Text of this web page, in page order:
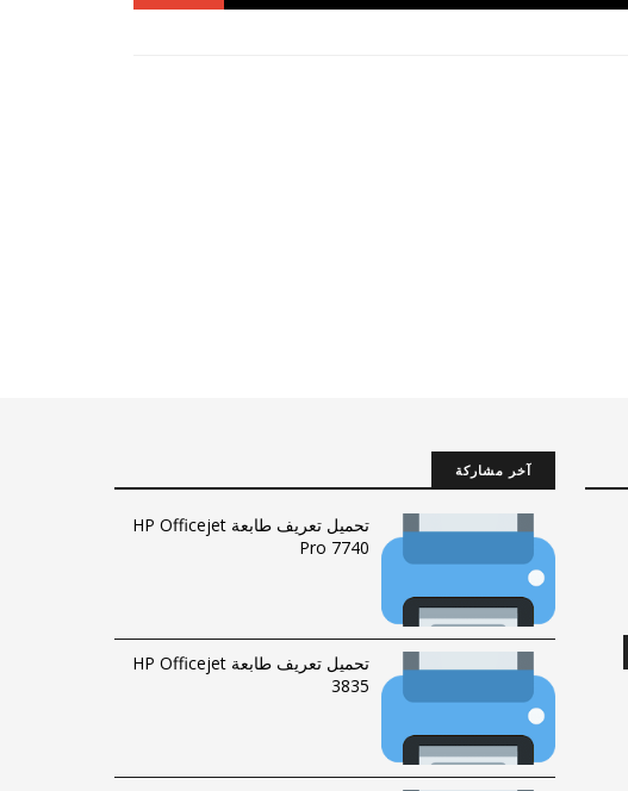
آخر مشاركة
تحميل تعريف طابعة HP Officejet
Pro 7740
تحميل تعريف طابعة HP Officejet
3835